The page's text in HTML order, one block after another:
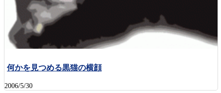
何かを見つめる黒猫の横顔
2006/5/30